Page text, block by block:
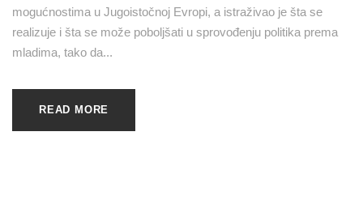
mogućnostima u Jugoistočnoj Evropi, a istraživao je šta se
realizuje i šta se može poboljšati u sprovođenju politika prema
mladima, tako da...
READ MORE